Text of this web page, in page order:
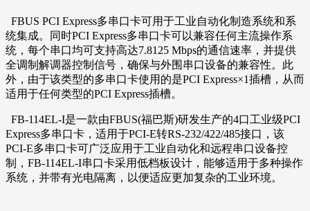
FBUS PCI Express多串口卡可用于工业自动化制造系统和系
统集成。同时PCI Express多串口卡可以兼容任何主流操作系
统，每个串口均可支持高达7.8125 Mbps的通信速率，并提供
全调制解调器控制信号，确保与外围串口设备的兼容性。此
外，由于该类型的多串口卡使用的是PCI Express×1插槽，从而
适用于任何类型的PCI Express插槽。
FB-114EL-I是一款由FBUS(福巴斯)研发生产的4口工业级PCI
Express多串口卡，适用于PCI-E转RS-232/422/485接口，该
PCI-E多串口卡可广泛应用于工业自动化和远程串口设备控
制，FB-114EL-I串口卡采用低档板设计，能够适用于多种操作
系统，并带有光电隔离，以便适应更加复杂的工业环境。